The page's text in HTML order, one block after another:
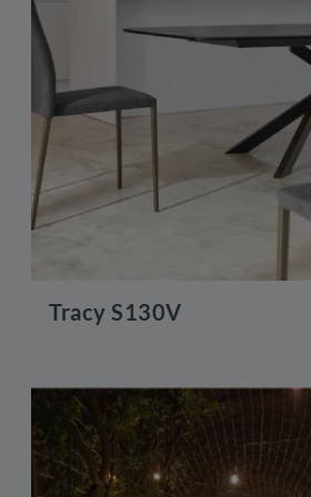
Tracy S130V